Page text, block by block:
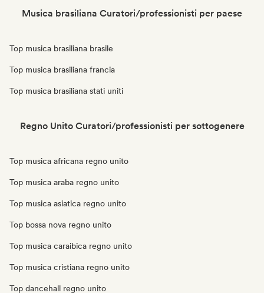
Musica brasiliana Curatori/professionisti per paese
Top musica brasiliana brasile
Top musica brasiliana francia
Top musica brasiliana stati uniti
Regno Unito Curatori/professionisti per sottogenere
Top musica africana regno unito
Top musica araba regno unito
Top musica asiatica regno unito
Top bossa nova regno unito
Top musica caraibica regno unito
Top musica cristiana regno unito
Top dancehall regno unito